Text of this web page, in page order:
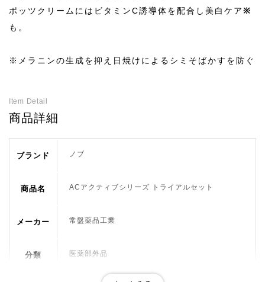
ポッツクリームにはビタミンC誘導体を配合し美白ケア※
も。
※メラニンの生成を抑え日焼けによるシミそばかすを防ぐ
Item Detail
商品詳細
ブランド ノブ
商品名 ACアクティブシリーズ トライアルセット
メーカー 常盤薬品工業
分類 医薬部外品